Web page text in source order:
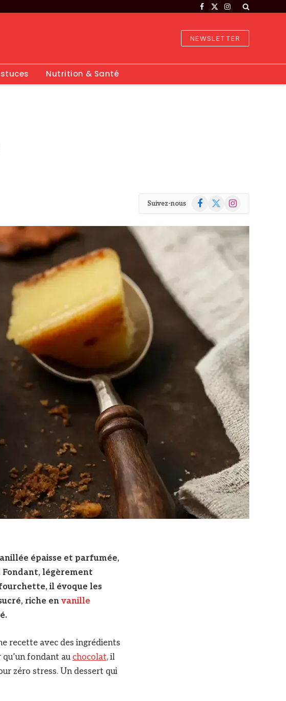
Facebook
X
Instagram
NEWSLETTER
Nutrition & Santé
Suivez-nous Facebook
X
Instagram
épaisse et parfumée,
Fondant, légèrement
il évoque les
riche en vanille
recette avec des ingrédients
fondant au chocolat, il
zéro stress. Un dessert qui